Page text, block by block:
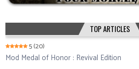
TOP ARTICLES
5(20)
Mod Medal of Honor : Revival Edition